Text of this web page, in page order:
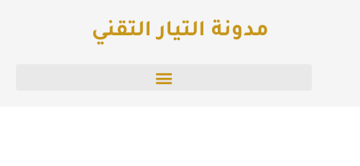
مدونة التيار التقني